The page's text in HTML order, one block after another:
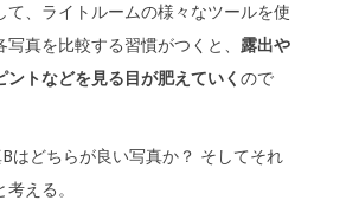
て、ライトルームの様々なツールを使
写真を比較する習慣がつくと、 露出や
ントなどを見る目が肥えていく ので
Bはどちらが良い写真か？ そしてそれ
える。